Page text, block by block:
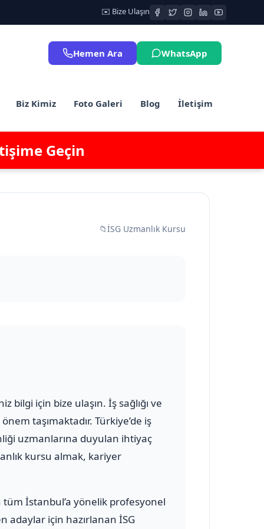
✉️ Bize Ulaşın
Biz Kimiz Foto Galeri Blog İletişim
Hemen Ara WhatsApp
Geçin
📁İSG Uzmanlık Kursu
bilgi için bize ulaşın. İş sağlığı ve
taşımaktadır. Türkiye’de iş
uzmanlarına duyulan ihtiyaç
kursu almak, kariyer
tüm İstanbul’a yönelik profesyonel
adaylar için hazırlanan İSG